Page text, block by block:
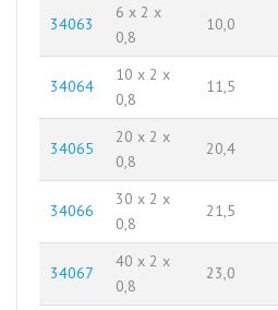
34063
6 x 2 x
0,8
10,0
34064
10 x 2 x
0,8
11,5
34065
20 x 2 x
0,8
20,4
34066
30 x 2 x
0,8
21,5
34067
40 x 2 x
0,8
23,0